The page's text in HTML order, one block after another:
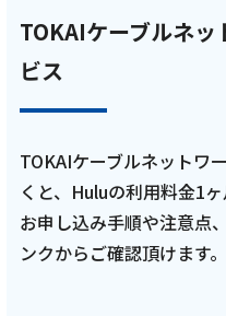
岡をゆる～く走り
編猫ひろしさんの
TOKAIケーブルネ
ビス
TOKAIケーブルネットワ
くと、Huluの利用料金1
お申し込み手順や注意点
ンクからご確認頂けます。